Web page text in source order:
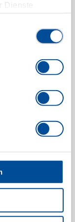
Dienste